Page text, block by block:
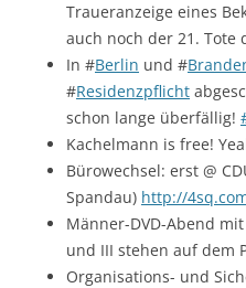
Traueranzeige eines
auch noch der 21. Tote
In #Berlin und #
#Residenzpflicht
schon lange überfällig!
Kachelmann is free!
Bürowechsel: erst @
Spandau) http://
Männer-DVD-Abend mit
und III stehen auf dem
Organisations- und